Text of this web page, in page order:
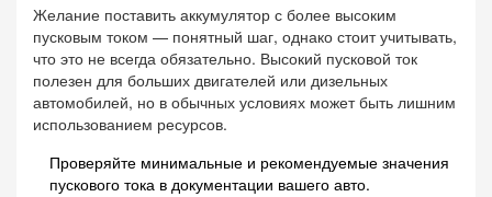
Желание поставить аккумулятор с более высоким
пусковым током — понятный шаг, однако стоит учитывать,
что это не всегда обязательно. Высокий пусковой ток
полезен для больших двигателей или дизельных
автомобилей, но в обычных условиях может быть лишним
использованием ресурсов.
Проверяйте минимальные и рекомендуемые значения
пускового тока в документации вашего авто.